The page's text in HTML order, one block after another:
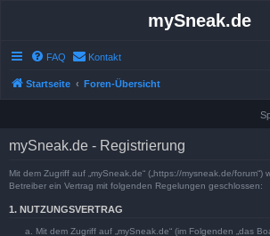
mySneak.de
FAQ Kontakt
Startseite Foren-Übersicht
mySneak.de - Registrierung
Mit dem Zugriff auf „mySneak.de“ („https://mysneak.de/forum“)
Betreiber ein Vertrag mit folgenden Regelungen geschlossen:
1. NUTZUNGSVERTRAG
Mit dem Zugriff auf „mySneak.de“ (im Folgenden „das